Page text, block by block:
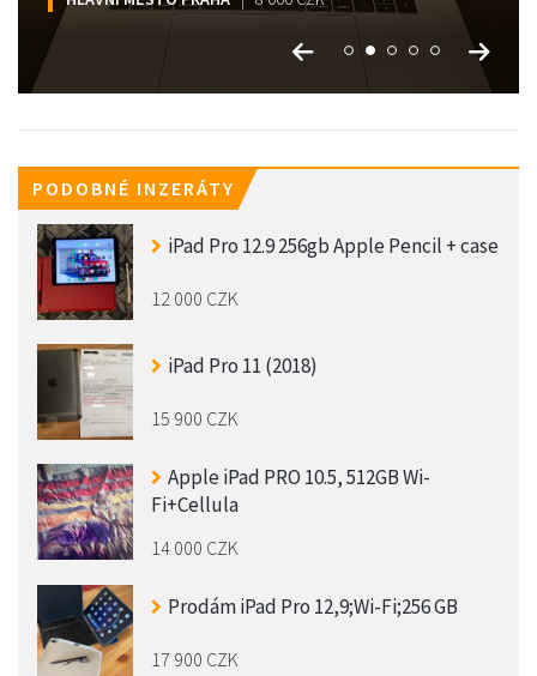
PODOBNÉ INZERÁTY
iPad Pro 12.9 256gb Apple Pencil + case
12 000 CZK
iPad Pro 11 (2018)
15 900 CZK
Apple iPad PRO 10.5, 512GB Wi-
Fi+Cellula
14 000 CZK
Prodám iPad Pro 12,9;Wi-Fi;256 GB
17 900 CZK